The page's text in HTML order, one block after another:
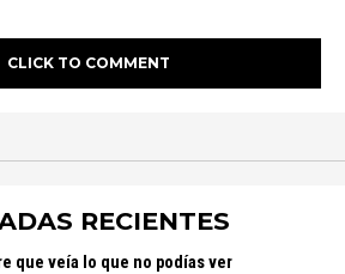
CLICK TO COMMENT
RECIENTES
que veía lo que no podías ver